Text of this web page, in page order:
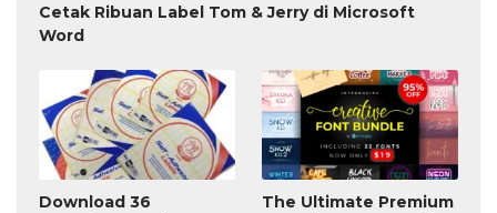
Cetak Ribuan Label Tom & Jerry di Microsoft
Word
Download 36
The Ultimate Premium